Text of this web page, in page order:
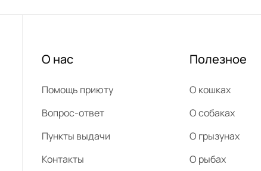
О нас
Помощь приюту
Вопрос-ответ
Пункты выдачи
Контакты
Полезное
О кошках
О собаках
О грызунах
О рыбах